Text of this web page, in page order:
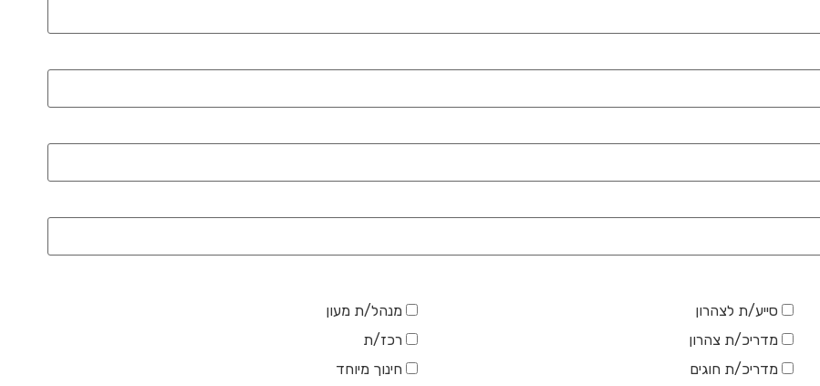
סייע/ת לצהרון
מדריכ/ת צהרון
מדריכ/ת חוגים
מנהל/ת מעון
רכז/ת
חינוך מיוחד